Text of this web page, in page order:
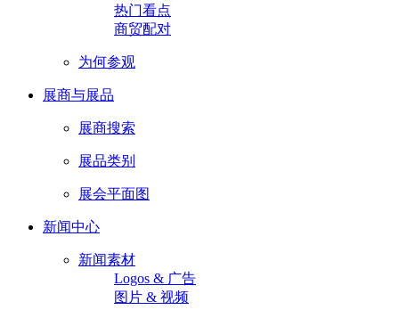
热门看点
商贸配对
为何参观
展商与展品
展商搜索
展品类别
展会平面图
新闻中心
新闻素材
Logos & 广告
图片 & 视频